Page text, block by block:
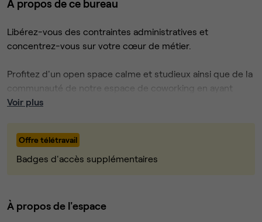
À propos de ce bureau
Libérez-vous des contraintes administratives et
concentrez-vous sur votre cœur de métier.
Profitez d'un open space calme et studieux ainsi que de la
communauté de notre espace de coworking en ayant
accès à l'ensemble de nos services et événements tels
Ce tarif comprend:
- Café filtre/ thé offert
- La possibilité de recevoir un ou deux visiteurs
Voir plus
Offre télétravail
Badges d'accès supplémentaires
À propos de l'espace